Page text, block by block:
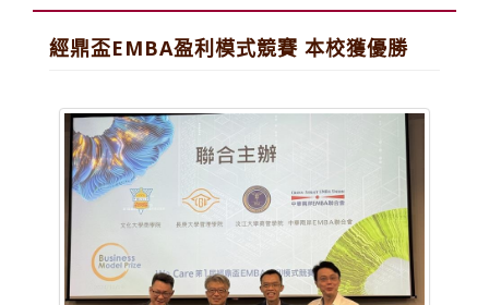
經鼎盃EMBA盈利模式競賽 本校獲優勝